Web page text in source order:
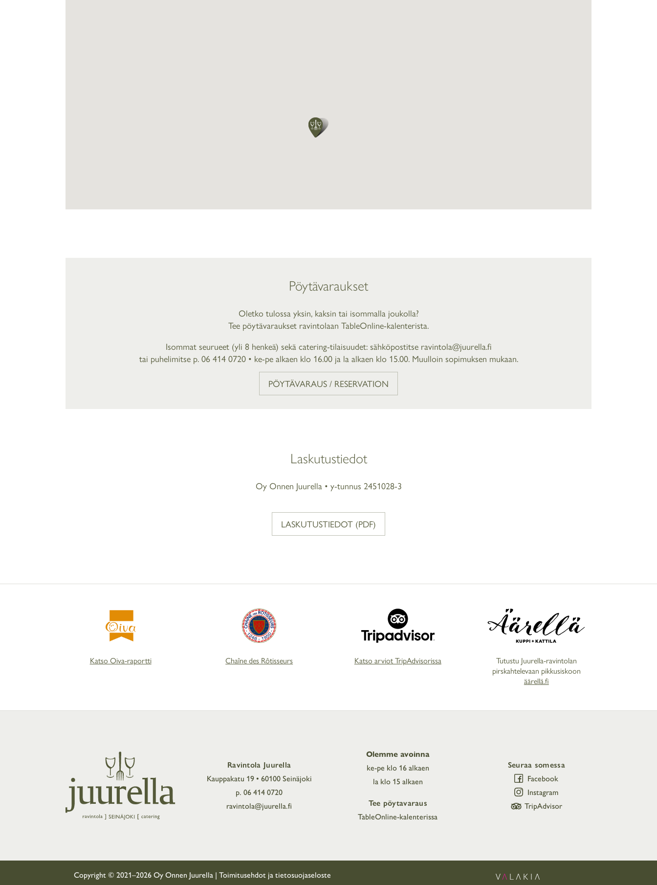
Pöytävaraukset
Oletko tulossa yksin, kaksin tai isommalla joukolla?
Tee pöytävaraukset ravintolaan TableOnline-kalenterista.
Isommat seurueet (yli 8 henkeä) sekä catering-tilaisuudet: sähköpostitse ravintola@juurella.fi
tai puhelimitse p. 06 414 0720• ke-pe alkaen klo 16.00 ja la alkaen klo 15.00. Muulloin sopimuksen mukaan.
PÖYTÄVARAUS / RESERVATION
Laskutustiedot
Oy Onnen Juurella • y-tunnus 2451028-3
LASKUTUSTIEDOT (PDF)
Katso Oiva-raportti Chaîne des Rôtisseurs Katso arviot TripAdvisorissa
Tutustu Juurella-ravintolan
pirskahtelevaan pikkusiskoon
äärellä.fi
Ravintola Juurella
Kauppakatu 19 • 60100 Seinäjoki
p. 06 414 0720
ravintola@juurella.fi
Olemme avoinna
ke-pe klo 16 alkaen
la klo 15 alkaen
Tee pöytavaraus
TableOnline-kalenterissa
Seuraa somessa
Facebook
Instagram
TripAdvisor
Copyright © 2021–2026 Oy Onnen Juurella | Toimitusehdot ja tietosuojaseloste